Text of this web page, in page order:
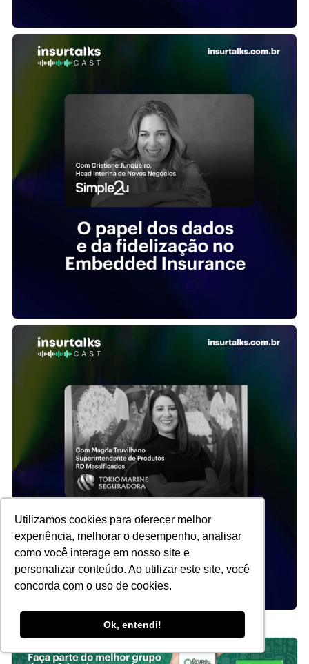
Utilizamos cookies para oferecer melhor
experiência, melhorar o desempenho, analisar
como você interage em nosso site e
personalizar conteúdo. Ao utilizar este site, você
concorda com o uso de cookies.
Ok, entendi!